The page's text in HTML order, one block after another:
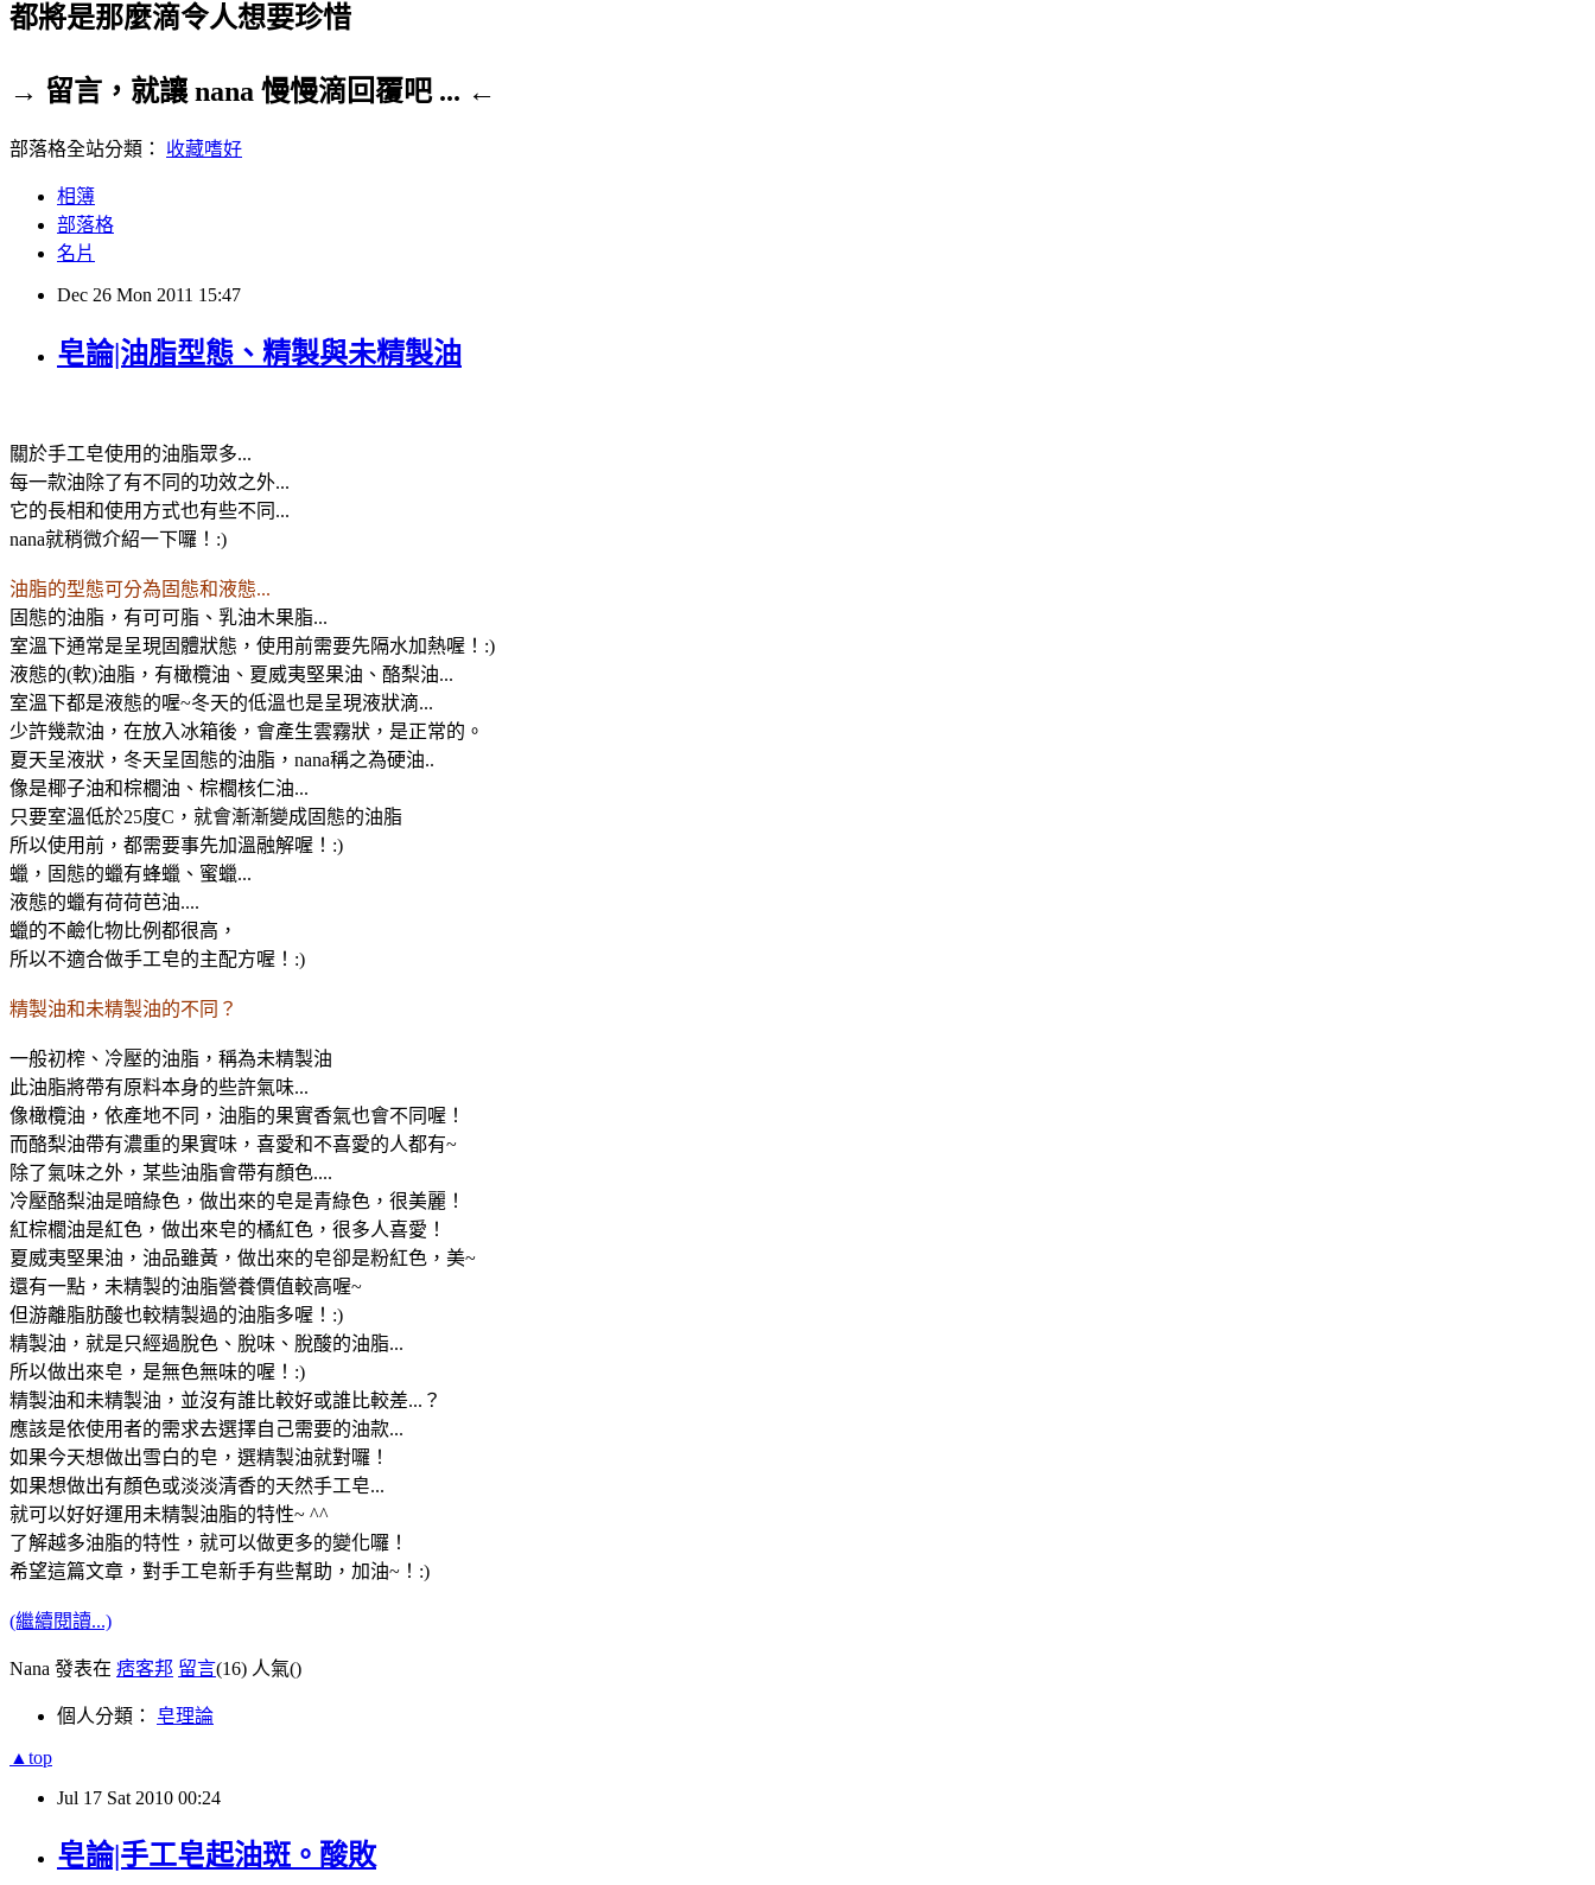
都將是那麼滴令人想要珍惜
→ 留言，就讓 nana 慢慢滴回覆吧 ... ←
部落格全站分類： 收藏嗜好
相簿
部落格
名片
Dec 26 Mon 2011 15:47
皂論|油脂型態、精製與未精製油
關於手工皂使用的油脂眾多...
每一款油除了有不同的功效之外...
它的長相和使用方式也有些不同...
nana就稍微介紹一下囉！:)
油脂的型態可分為固態和液態...
固態的油脂，有可可脂、乳油木果脂...
室溫下通常是呈現固體狀態，使用前需要先隔水加熱喔！:)
液態的(軟)油脂，有橄欖油、夏威夷堅果油、酪梨油...
室溫下都是液態的喔~冬天的低溫也是呈現液狀滴...
少許幾款油，在放入冰箱後，會產生雲霧狀，是正常的。
夏天呈液狀，冬天呈固態的油脂，nana稱之為硬油..
像是椰子油和棕櫚油、棕櫚核仁油...
只要室溫低於25度C，就會漸漸變成固態的油脂
所以使用前，都需要事先加溫融解喔！:)
蠟，固態的蠟有蜂蠟、蜜蠟...
液態的蠟有荷荷芭油....
蠟的不鹼化物比例都很高，
所以不適合做手工皂的主配方喔！:)
精製油和未精製油的不同？
一般初榨、冷壓的油脂，稱為未精製油
此油脂將帶有原料本身的些許氣味...
像橄欖油，依產地不同，油脂的果實香氣也會不同喔！
而酪梨油帶有濃重的果實味，喜愛和不喜愛的人都有~
除了氣味之外，某些油脂會帶有顏色....
冷壓酪梨油是暗綠色，做出來的皂是青綠色，很美麗！
紅棕櫚油是紅色，做出來皂的橘紅色，很多人喜愛！
夏威夷堅果油，油品雖黃，做出來的皂卻是粉紅色，美~
還有一點，未精製的油脂營養價值較高喔~
但游離脂肪酸也較精製過的油脂多喔！:)
精製油，就是只經過脫色、脫味、脫酸的油脂...
所以做出來皂，是無色無味的喔！:)
精製油和未精製油，並沒有誰比較好或誰比較差...？
應該是依使用者的需求去選擇自己需要的油款...
如果今天想做出雪白的皂，選精製油就對囉！
如果想做出有顏色或淡淡清香的天然手工皂...
就可以好好運用未精製油脂的特性~ ^^
了解越多油脂的特性，就可以做更多的變化囉！
希望這篇文章，對手工皂新手有些幫助，加油~！:)
(繼續閱讀...)
Nana 發表在 痞客邦 留言(16) 人氣()
個人分類： 皂理論
▲top
Jul 17 Sat 2010 00:24
皂論|手工皂起油斑。酸敗